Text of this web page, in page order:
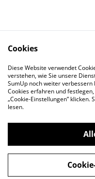
Kontaktieren Sie
ungen von
©2026Hillsong
Cookies
Diese Website verwendet
verstehen, wie Sie unsere
SumUp noch weiter
Cookies erfahren und
„Cookie-Einstellungen” klicken.
lesen.